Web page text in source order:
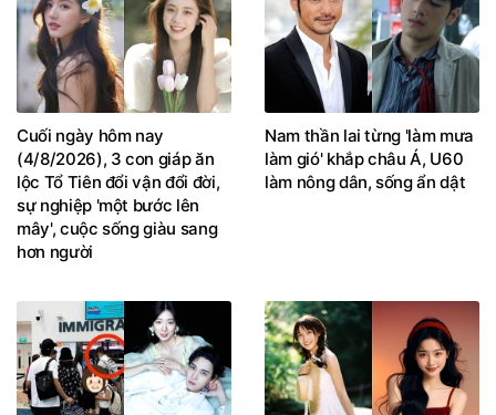
Cuối ngày hôm nay
(4/8/2026), 3 con giáp ăn
lộc Tổ Tiên đổi vận đổi đời,
sự nghiệp 'một bước lên
mây', cuộc sống giàu sang
hơn người
Nam thần lai từng 'làm mưa
làm gió' khắp châu Á, U60
làm nông dân, sống ẩn dật